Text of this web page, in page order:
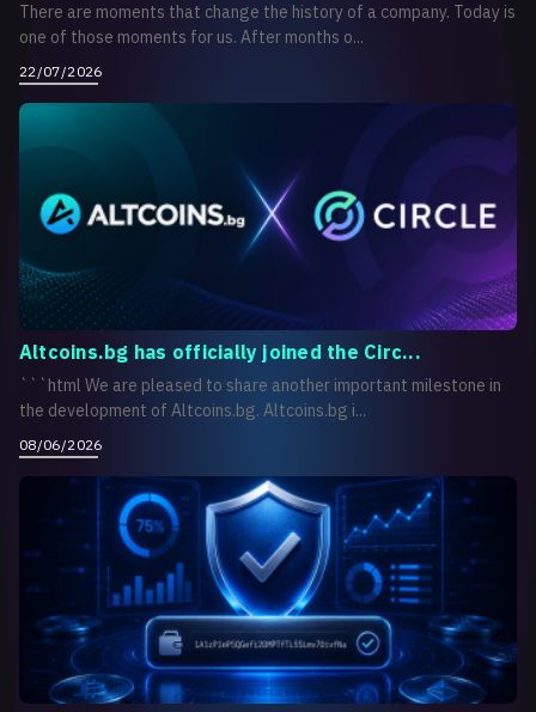
There are moments that change the history of a company. Today is
one of those moments for us. After months o...
22/07/2026
Altcoins.bg has officially joined the Circ...
```html We are pleased to share another important milestone in
the development of Altcoins.bg. Altcoins.bg i...
08/06/2026